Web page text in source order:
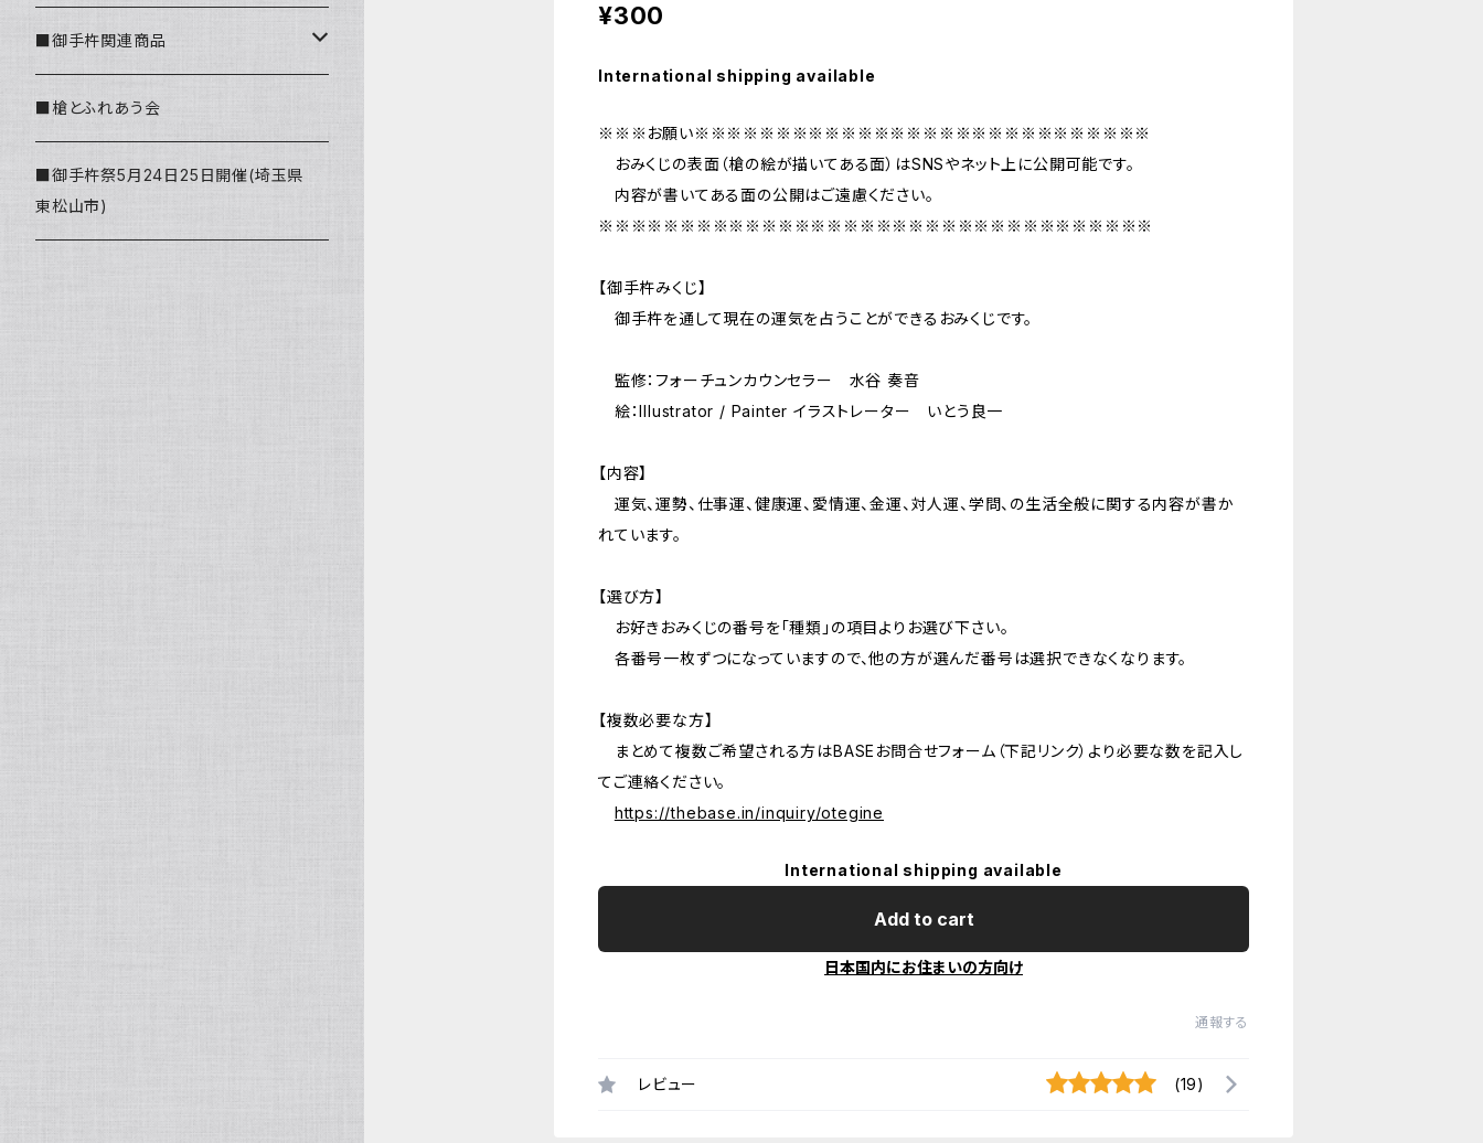
¥300
International shipping available
※※※お願い※※※※※※※※※※※※※※※※※※※※※※※※※※※※
おみくじの表面（槍の絵が描いてある面）はSNSやネット上に公開可能です。
内容が書いてある面の公開はご遠慮ください。
※※※※※※※※※※※※※※※※※※※※※※※※※※※※※※※※※※
【御手杵みくじ】
御手杵を通して現在の運気を占うことができるおみくじです。
監修：フォーチュンカウンセラー 水谷 奏音
絵：Illustrator / Painter イラストレーター いとう良一
【内容】
運気、運勢、仕事運、健康運、愛情運、金運、対人運、学問、の生活全般に関する内容が書か
れています。
【選び方】
お好きおみくじの番号を「種類」の項目よりお選び下さい。
各番号一枚ずつになっていますので、他の方が選んだ番号は選択できなくなります。
【複数必要な方】
まとめて複数ご希望される方はBASEお問合せフォーム（下記リンク）より必要な数を記入し
てご連絡ください。
https://thebase.in/inquiry/otegine
International shipping available
Add to cart
日本国内にお住まいの方向け
通報する
レビュー (19)
■御手杵関連商品
しおり
■槍とふれあう会
■御手杵祭5月24日25日開催(埼玉県
東松山市)